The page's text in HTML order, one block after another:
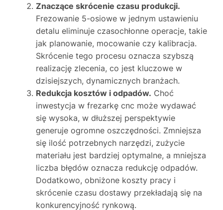
Znaczące skrócenie czasu produkcji.
Frezowanie 5-osiowe w jednym ustawieniu
detalu eliminuje czasochłonne operacje, takie
jak planowanie, mocowanie czy kalibracja.
Skrócenie tego procesu oznacza szybszą
realizację zlecenia, co jest kluczowe w
dzisiejszych, dynamicznych branżach.
Redukcja kosztów i odpadów. Choć
inwestycja w frezarkę cnc może wydawać
się wysoka, w dłuższej perspektywie
generuje ogromne oszczędności. Zmniejsza
się ilość potrzebnych narzędzi, zużycie
materiału jest bardziej optymalne, a mniejsza
liczba błędów oznacza redukcję odpadów.
Dodatkowo, obniżone koszty pracy i
skrócenie czasu dostawy przekładają się na
konkurencyjność rynkową.